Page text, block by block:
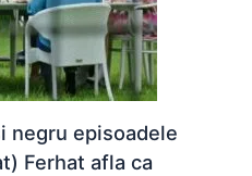
negru episoadele
Ferhat afla ca